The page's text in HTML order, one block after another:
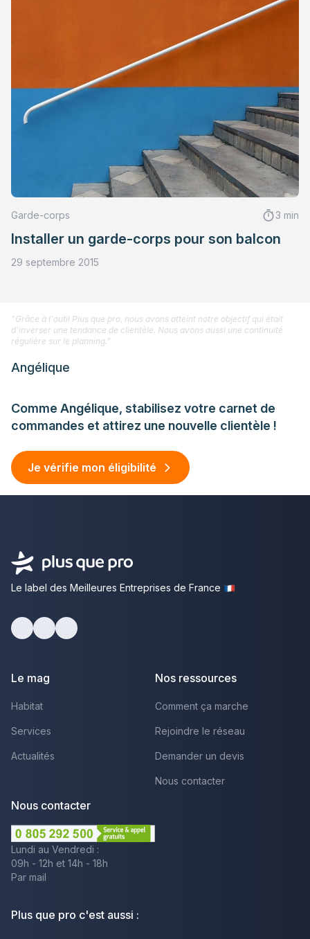
Garde-corps 3 min
Installer un garde-corps pour son balcon
29 septembre 2015
Comme Angélique, stabilisez votre carnet de
commandes et attirez une nouvelle clientèle !
Je vérifie mon éligibilité
"Grâce à l'outil Plus que pro, nous avons atteint notre objectif qui était
d'inverser une tendance de clientèle. Nous avons aussi une continuité
régulière sur le planning."
Angélique
Le label des Meilleures Entreprises de France
Le mag
Habitat
Services
Actualités
Nos ressources
Comment ça marche
Rejoindre le réseau
Demander un devis
Nous contacter
Nous contacter
Lundi au Vendredi :
09h - 12h et 14h - 18h
Par mail
Plus que pro c'est aussi :